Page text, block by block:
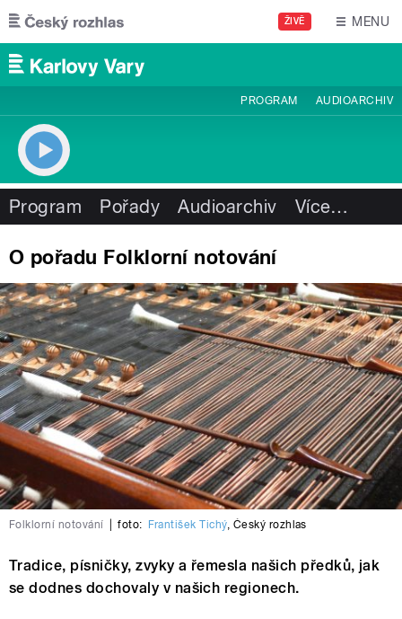
Přejít k hlavnímu obsahu
ŽIVĚ MENU
PROGRAM AUDIOARCHIV
Program Pořady Audioarchiv Více…
O pořadu Folklorní notování
Folklorní notování foto: František Tichý, Český rozhlas
Tradice, písničky, zvyky a řemesla našich předků, jak
se dodnes dochovaly v našich regionech.